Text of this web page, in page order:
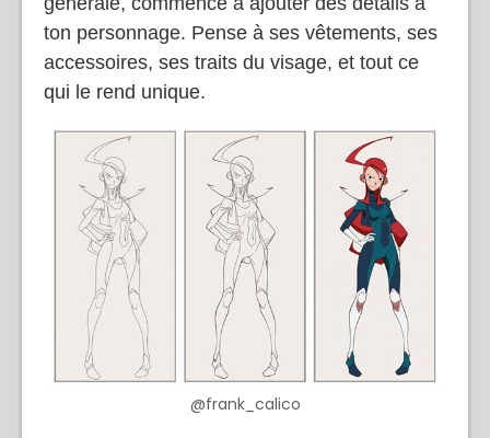
ton personnage. Pense à ses vêtements, ses
accessoires, ses traits du visage, et tout ce
qui le rend unique.
@frank_calico